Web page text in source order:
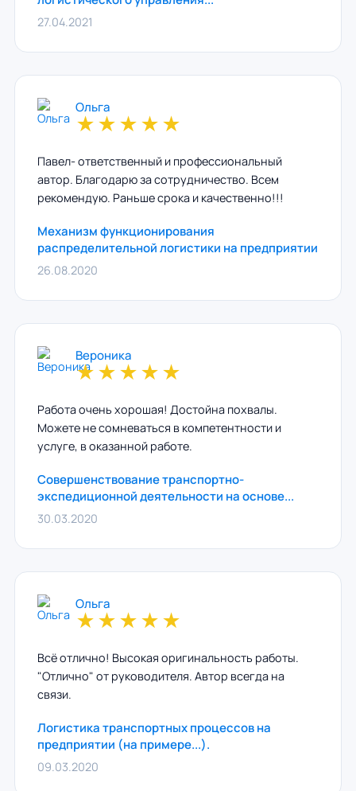
27.04.2021
Ольга
★★★★★
Павел- ответственный и профессиональный
автор. Благодарю за сотрудничество. Всем
рекомендую. Раньше срока и качественно!!!
Механизм функционирования
распределительной логистики на предприятии
26.08.2020
Вероника
★★★★★
Работа очень хорошая! Достойна похвалы.
Можете не сомневаться в компетентности и
услуге, в оказанной работе.
Совершенствование транспортно-
экспедиционной деятельности на основе...
30.03.2020
Ольга
★★★★★
Всё отлично! Высокая оригинальность работы.
"Отлично" от руководителя. Автор всегда на
связи.
Логистика транспортных процессов на
предприятии (на примере...).
09.03.2020